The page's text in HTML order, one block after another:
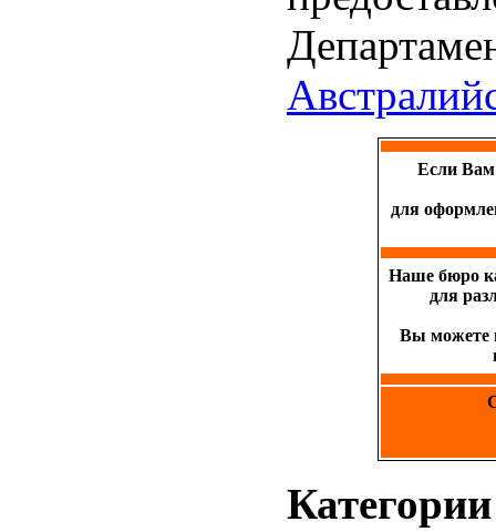
Если Вам
для
Наше бюро
для
Вы можете